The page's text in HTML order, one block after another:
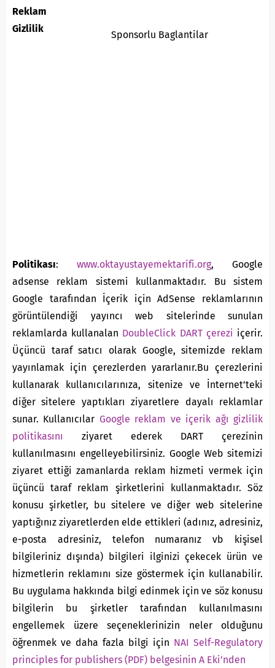
Sponsorlu Baglantilar
Reklam
Gizlilik
Politikası: www.oktayustayemektarifi.org, Google
adsense reklam sistemi kullanmaktadır. Bu sistem
Google tarafından İçerik için AdSense reklamlarının
görüntülendiği yayıncı web sitelerinde sunulan
reklamlarda kullanalan DoubleClick DART çerezi içerir.
Üçüncü taraf satıcı olarak Google, sitemizde reklam
yayınlamak için çerezlerden yararlanır.Bu çerezlerini
kullanarak kullanıcılarınıza, sitenize ve İnternet’teki
diğer sitelere yaptıkları ziyaretlere dayalı reklamlar
sunar. Kullanıcılar Google reklam ve içerik ağı gizlilik
politikasını
ziyaret ederek DART çerezinin
kullanılmasını engelleyebilirsiniz. Google Web sitemizi
ziyaret ettiği zamanlarda reklam hizmeti vermek için
üçüncü taraf reklam şirketlerini kullanmaktadır. Söz
konusu şirketler, bu sitelere ve diğer web sitelerine
yaptığınız ziyaretlerden elde ettikleri (adınız, adresiniz,
e-posta adresiniz, telefon numaranız vb kişisel
bilgileriniz dışında) bilgileri ilginizi çekecek ürün ve
hizmetlerin reklamını size göstermek için kullanabilir.
Bu uygulama hakkında bilgi edinmek için ve söz konusu
bilgilerin bu şirketler tarafından kullanılmasını
engellemek üzere seçeneklerinizin neler olduğunu
öğrenmek ve daha fazla bilgi için NAI Self-Regulatory
principles for publishers (PDF) belgesinin A Eki’nden